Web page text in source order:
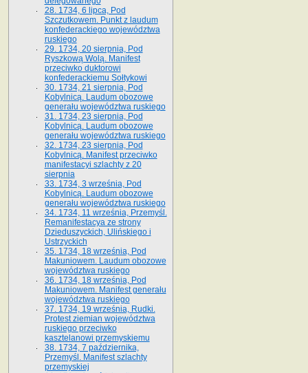
28. 1734, 6 lipca, Pod
Szczutkowem. Punkt z laudum
konfederackiego województwa
ruskiego
29. 1734, 20 sierpnia, Pod
Ryszkową Wolą. Manifest
przeciwko duktorowi
konfederackiemu Sołtykowi
30. 1734, 21 sierpnia, Pod
Kobylnicą. Laudum obozowe
generału województwa ruskiego
31. 1734, 23 sierpnia, Pod
Kobylnicą. Laudum obozowe
generału województwa ruskiego
32. 1734, 23 sierpnia, Pod
Kobylnicą. Manifest przeciwko
manifestacyi szlachty z 20
sierpnia
33. 1734, 3 września, Pod
Kobylnicą. Laudum obozowe
generału województwa ruskiego
34. 1734, 11 września, Przemyśl.
Remanifestacya ze strony
Dzieduszyckich, Ulińskiego i
Ustrzyckich
35. 1734, 18 września, Pod
Makuniowem. Laudum obozowe
województwa ruskiego
36. 1734, 18 września, Pod
Makuniowem. Manifest generału
województwa ruskiego
37. 1734, 19 września, Rudki.
Protest ziemian województwa
ruskiego przeciwko
kasztelanowi przemyskiemu
38. 1734, 7 października,
Przemyśl. Manifest szlachty
przemyskiej